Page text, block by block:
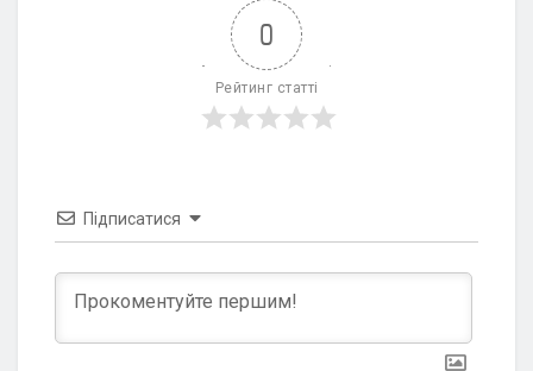
0
Рейтинг статті
Підписатися